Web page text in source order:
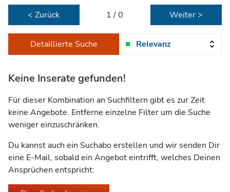
< Zurück 1 / 0 Weiter >
Detaillierte Suche Relevanz
Keine Inserate gefunden!
Für dieser Kombination an Suchfiltern gibt es zur Zeit
keine Angebote. Entferne einzelne Filter um die Suche
weniger einzuschränken.
Du kannst auch ein Suchabo erstellen und wir senden Dir
eine E-Mail, sobald ein Angebot eintrifft, welches Deinen
Ansprüchen entspricht: